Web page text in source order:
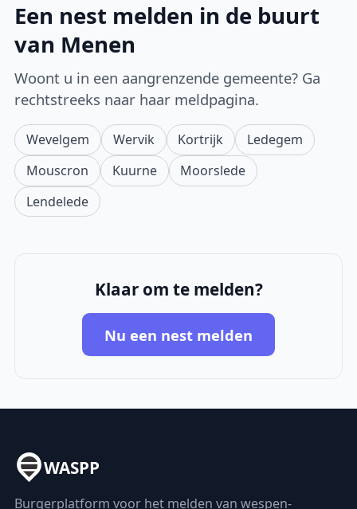
Een nest melden in de buurt
van Menen
Woont u in een aangrenzende gemeente? Ga
rechtstreeks naar haar meldpagina.
Wevelgem Wervik Kortrijk
Ledegem
Mouscron
Kuurne
Moorslede
Lendelede
Klaar om te melden?
Nu een nest melden
WASPP
Burgerplatform voor het melden van wespen-